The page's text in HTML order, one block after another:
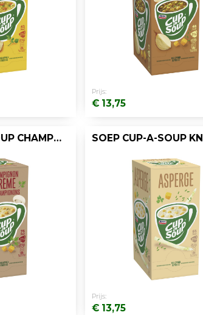
Prijs:
€ 13,75
SOEP CUP-A-SOUP CHAMPIGNONCREME/DS21
Prijs:
€ 13,75